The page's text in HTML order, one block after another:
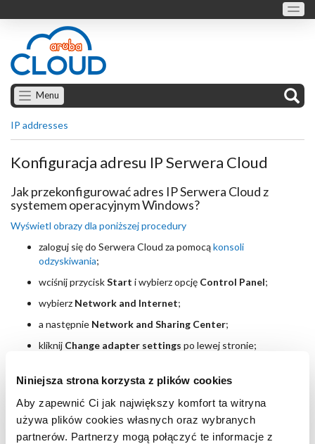
Niniejsza strona korzysta z plików cookies
Aby zapewnić Ci jak największy komfort ta witryna
używa plików cookies własnych oraz wybranych
partnerów. Partnerzy mogą połączyć te informacje z
Menu
IP addresses
Konfiguracja adresu IP Serwera Cloud
Jak przekonfigurować adres IP Serwera Cloud z
systemem operacyjnym Windows?
Wyświetl obrazy dla poniższej procedury
zaloguj się do Serwera Cloud za pomocąkonsoli
odzyskiwania;
wciśnij przyciskStart i wybierz opcję Control Panel;
wybierz Network and Internet;
a następnie Network and Sharing Center;
kliknij Change adapter settings po lewej stronie;
kliknij na nią prawym przyciskiem myszy i wybierz
wybierzInternet Protocol Version 4 (TCP/IPv4)i
kliknijProperties;
zostanie otwarte oknoInternet Protocol Version 4